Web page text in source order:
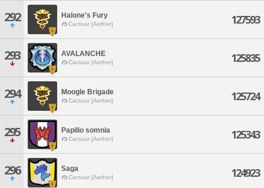
292 Halone's Fury
Cactuar [Aether] 127593
293 AVALANCHE
Cactuar [Aether] 125835
294 Moogle Brigade
Cactuar [Aether] 125724
295 Papilio somnia
Cactuar [Aether] 125343
296 Saga
Cactuar [Aether] 124923